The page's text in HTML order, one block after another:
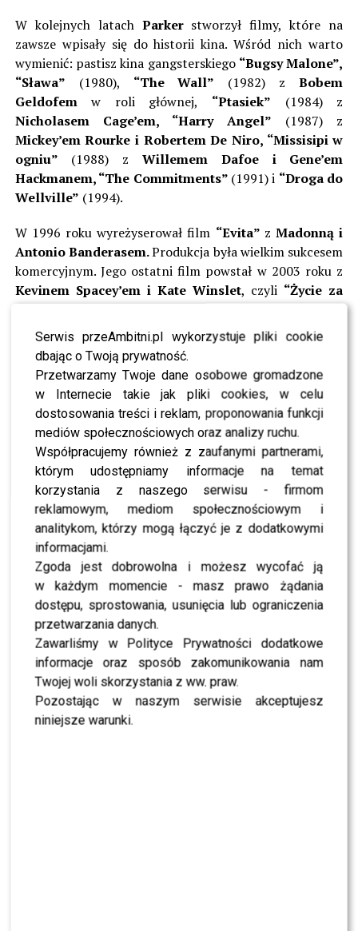
Serwis przeAmbitni.pl wykorzystuje pliki cookie
dbając o Twoją prywatność.
Przetwarzamy Twoje dane osobowe gromadzone
w Internecie takie jak pliki cookies, w celu
dostosowania treści i reklam, proponowania funkcji
mediów społecznościowych oraz analizy ruchu.
Współpracujemy również z zaufanymi partnerami,
którym udostępniamy informacje na temat
korzystania z naszego serwisu - firmom
reklamowym, mediom społecznościowym i
analitykom, którzy mogą łączyć je z dodatkowymi
informacjami.
Zgoda jest dobrowolna i możesz wycofać ją
w każdym momencie - masz prawo żądania
dostępu, sprostowania, usunięcia lub ograniczenia
przetwarzania danych.
Zawarliśmy w Polityce Prywatności dodatkowe
informacje oraz sposób zakomunikowania nam
Twojej woli skorzystania z ww. praw.
Pozostając w naszym serwisie akceptujesz
niniejsze warunki.
W kolejnych latach Parkerstworzył filmy, które na
zawsze wpisały się do historii kina. Wśród nich warto
wymienić: pastisz kina gangsterskiego “Bugsy Malone”,
“Sława” (1980), “The Wall” (1982) z Bobem
Geldofemw roli głównej, “Ptasiek” (1984) z
Nicholasem Cage’em, “Harry Angel” (1987) z
Mickey’em Rourke i Robertem De Niro, “Missisipi w
ogniu” (1988) z Willemem Dafoe i Gene’em
Hackmanem, “The Commitments” (1991) i “Droga do
Wellville” (1994).
W 1996 roku wyreżyserował film “Evita” z Madonną i
Antonio Banderasem.Produkcja była wielkim sukcesem
komercyjnym. Jego ostatni film powstał w 2003 roku z
Kevinem Spacey’em i Kate Winslet, czyli “Życie za
życie”.
Rodzina poinformowała, żeAlan Parker zmarł po
długiej chorobie. Miał 76 lat.
Składamy wyrazy współczucia. Lubicie jego filmy?
ZOBACZ RÓWNIEŻ- Maja i Krzysztof Rutkowski z
rodziną uciekają na zagraniczne wakacje – mamy
zdjęcia